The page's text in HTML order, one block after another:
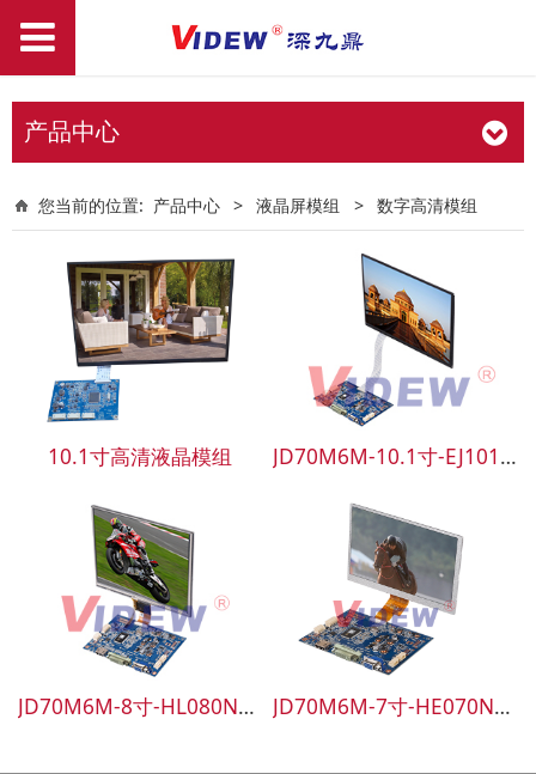
产品中心
您当前的位置: 产品中心 > 液晶屏模组 > 数字高清模组
10.1寸高清液晶模组 JD70M6M-10.1寸-EJ101IA-01G
JD70M6M-8寸-HL080NA-01E-XWT1255 JD70M6M-7寸-HE070NA-13B-27H